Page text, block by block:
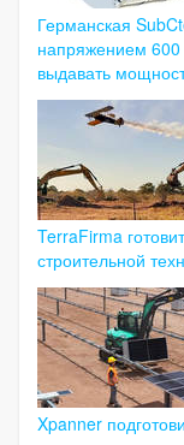
Германская
напряжением 600
выдавать
TerraFirma
строительной
Xpanner